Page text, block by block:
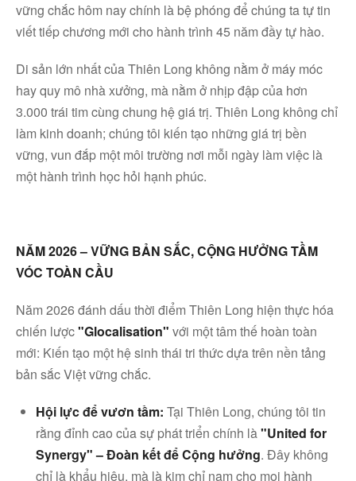
vững chắc hôm nay chính là bệ phóng để chúng ta tự tin
viết tiếp chương mới cho hành trình 45 năm đầy tự hào.
Di sản lớn nhất của Thiên Long không nằm ở máy móc
hay quy mô nhà xưởng, mà nằm ở nhịp đập của hơn
3.000 trái tim cùng chung hệ giá trị. Thiên Long không chỉ
làm kinh doanh; chúng tôi kiến tạo những giá trị bền
vững, vun đắp một môi trường nơi mỗi ngày làm việc là
một hành trình học hỏi hạnh phúc.
NĂM 2026 – VỮNG BẢN SẮC, CỘNG HƯỞNG TẦM
VÓC TOÀN CẦU
Năm 2026 đánh dấu thời điểm Thiên Long hiện thực hóa
chiến lược"Glocalisation" với một tâm thế hoàn toàn
mới: Kiến tạo một hệ sinh thái tri thức dựa trên nền tảng
bản sắc Việt vững chắc.
Hội lực để vươn tầm: Tại Thiên Long, chúng tôi tin
rằng đỉnh cao của sự phát triển chính là"United for
Synergy" – Đoàn kết để Cộng hưởng. Đây không
chỉ là khẩu hiệu, mà là kim chỉ nam cho mọi hành